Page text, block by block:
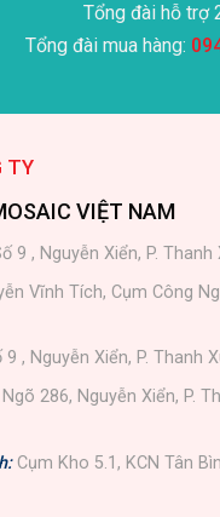
Tổng đài hỗ trợ
Tổng đài mua hàng:
TY
VIỆT NAM
9 , Nguyễn Xiển, P. Thanh
Vĩnh Tích, Cụm Công
9 , Nguyễn Xiển, P. Thanh
Ngõ 286, Nguyễn Xiển, P.
Cụm Kho 5.1, KCN Tân